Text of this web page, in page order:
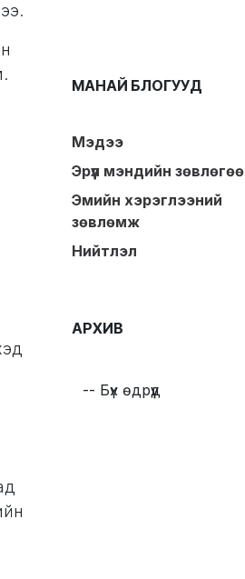
МАНАЙ БЛОГУУД
Мэдээ
Эрүүл мэндийн зөвлөгөө
Эмийн хэрэглээний
зөвлөмж
Нийтлэл
АРХИВ